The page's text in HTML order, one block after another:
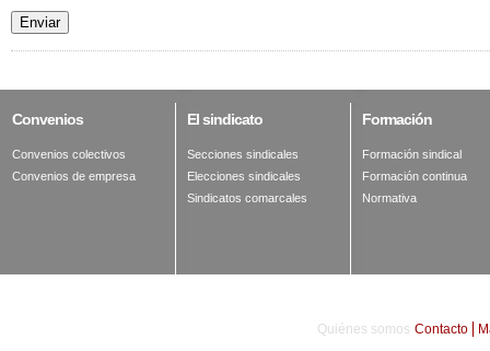
Enviar
Convenios
Convenios colectivos
Convenios de empresa
Elsindicato
Secciones sindicales
Elecciones sindicales
Sindicatos comarcales
Formación
Formación sindical
Formación continua
Normativa
Quiénes somos Contacto